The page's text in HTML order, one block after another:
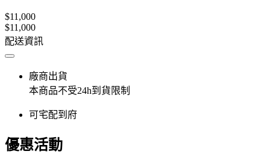
$11,000
$11,000
配送資訊
廠商出貨
本商品不受24h到貨限制
可宅配到府
優惠活動